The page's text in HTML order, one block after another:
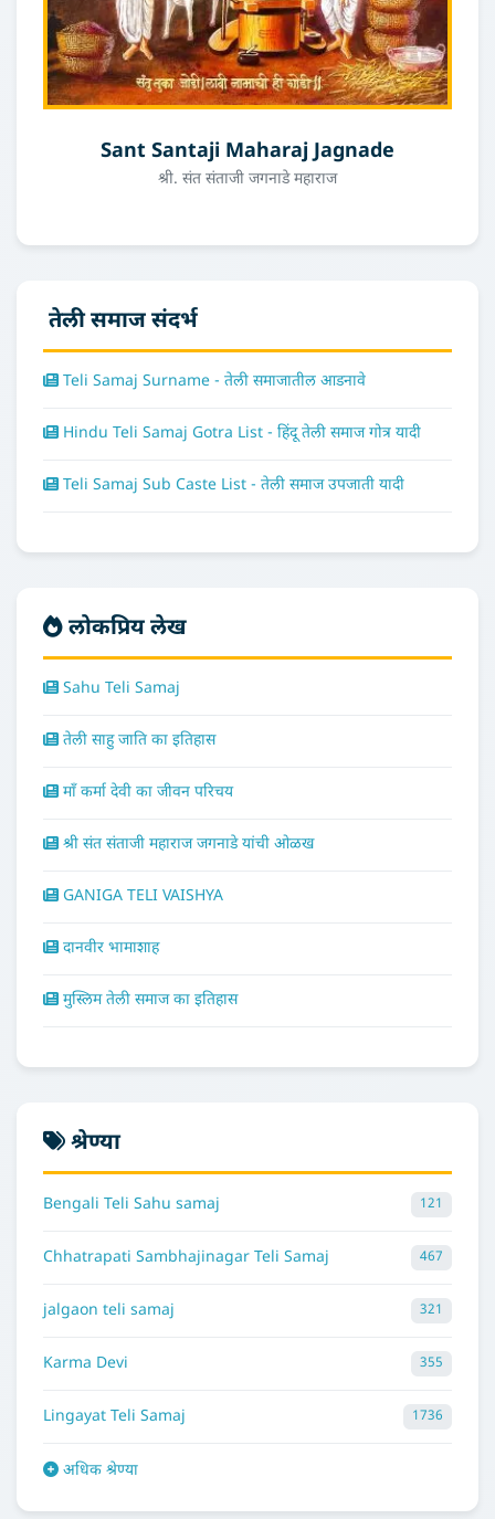
Sant Santaji Maharaj Jagnade
श्री. संत संताजी जगनाडे महाराज
तेली समाज संदर्भ
Teli Samaj Surname - तेली समाजातील आडनावे
Hindu Teli Samaj Gotra List - हिंदू तेली समाज गोत्र यादी
Teli Samaj Sub Caste List - तेली समाज उपजाती यादी
लोकप्रिय लेख
Sahu Teli Samaj
तेली साहु जाति का इतिहास
माँ कर्मा देवी का जीवन परिचय
श्री संत संताजी महाराज जगनाडे यांची ओळख
GANIGA TELI VAISHYA
दानवीर भामाशाह
मुस्लिम तेली समाज का इतिहास
श्रेण्या
Bengali Teli Sahu samaj 121
Chhatrapati Sambhajinagar Teli Samaj 467
jalgaon teli samaj 321
Karma Devi 355
Lingayat Teli Samaj 1736
अधिक श्रेण्या